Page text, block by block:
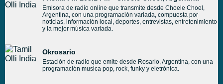
Emisora de radio online que transmite desde Choele Choel,
Argentina, con una programación variada, compuesta por
noticias, información local, deportes, entrevistas, entretenimiento
y la mejor música variada.
Okrosario
Estación de radio que emite desde Rosario, Argentina, con una
programación musica pop, rock, funky y eletrónica.